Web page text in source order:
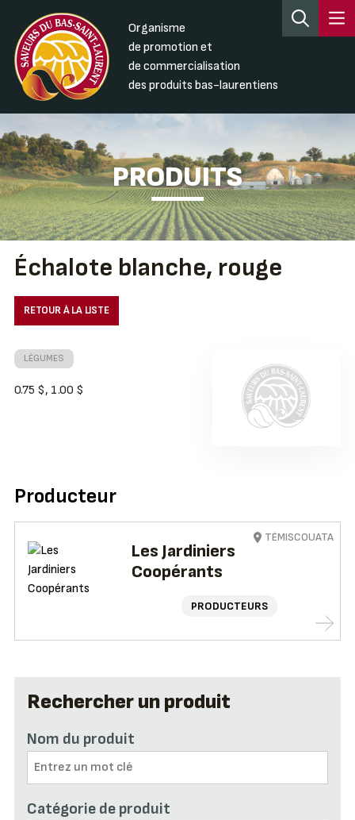
Organisme
de promotion et
de commercialisation
des produits bas-laurentiens
PRODUITS
Rechercher un produit
Nom du produit
Catégorie de produit
Échalote blanche, rouge
RETOUR À LA LISTE
LÉGUMES
0.75 $, 1.00 $
Producteur
Les Jardiniers
Coopérants
PRODUCTEURS
TÉMISCOUATA